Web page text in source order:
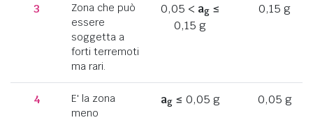
3
Zona che può
essere
soggetta a
forti terremoti
ma rari.
0,05 < ag≤
0,15 g
0,15 g
4
E' la zona
meno
ag≤ 0,05 g 0,05 g